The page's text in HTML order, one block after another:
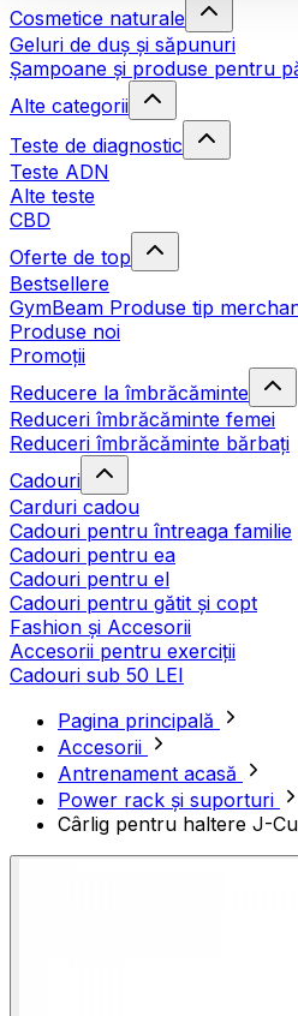
Cosmetice naturale
Geluri de duș și săpunuri
Șampoane și produse pentru
Alte categorii
Teste de diagnostic
Teste ADN
Alte teste
CBD
Oferte de top
Bestsellere
GymBeam Produse tip
Produse noi
Promoții
Reducere la îmbrăcăminte
Reduceri îmbrăcăminte femei
Reduceri îmbrăcăminte bărbați
Cadouri
Carduri cadou
Cadouri pentru întreaga familie
Cadouri pentru ea
Cadouri pentru el
Cadouri pentru gătit și copt
Fashion și Accesorii
Accesorii pentru exerciții
Cadouri sub 50 LEI
Pagina principală
Accesorii
Antrenament acasă
Power rack și suporturi
Cârlig pentru haltere J-